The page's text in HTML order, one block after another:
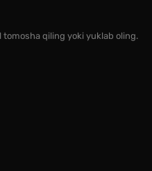
qiling yoki yuklab oling.